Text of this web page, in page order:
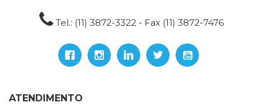
Tel.: (11) 3872-3322 - Fax (11) 3872-7476
ATENDIMENTO